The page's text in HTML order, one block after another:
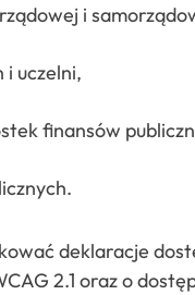
i
uczelni,
finansów
deklaracje
2.1 oraz o